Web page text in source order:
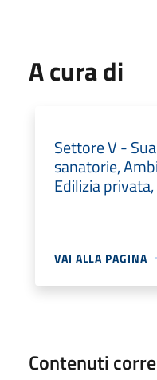
A cura di
Settore V -
sanatorie,
Edilizia
VAI ALLA PAGINA
Contenuti